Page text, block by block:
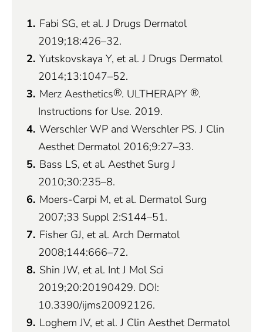
Fabi SG, et al. J Drugs Dermatol
2019;18:426–32.
Yutskovskaya Y, et al. J Drugs Dermatol
2014;13:1047–52.
Merz Aesthetics®. ULTHERAPY ®.
Instructions for Use. 2019.
Werschler WP and Werschler PS. J Clin
Aesthet Dermatol 2016;9:27–33.
Bass LS, et al. Aesthet Surg J
2010;30:235–8.
Moers-Carpi M, et al. Dermatol Surg
2007;33 Suppl 2:S144–51.
Fisher GJ, et al. Arch Dermatol
2008;144:666–72.
Shin JW, et al. Int J Mol Sci
2019;20:20190429. DOI:
10.3390/ijms20092126.
Loghem JV, et al. J Clin Aesthet Dermatol